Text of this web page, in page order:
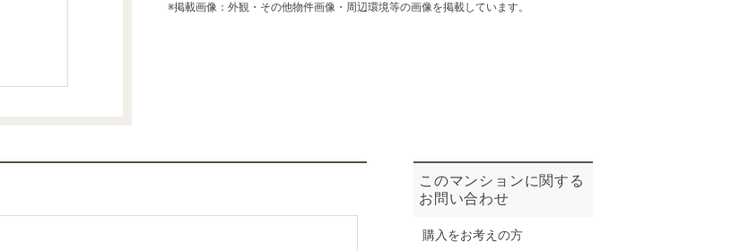
※掲載画像：外観・その他物件画像・周辺環境等の画像を掲載しています。
このマンションに関する
お問い合わせ
購入をお考えの方